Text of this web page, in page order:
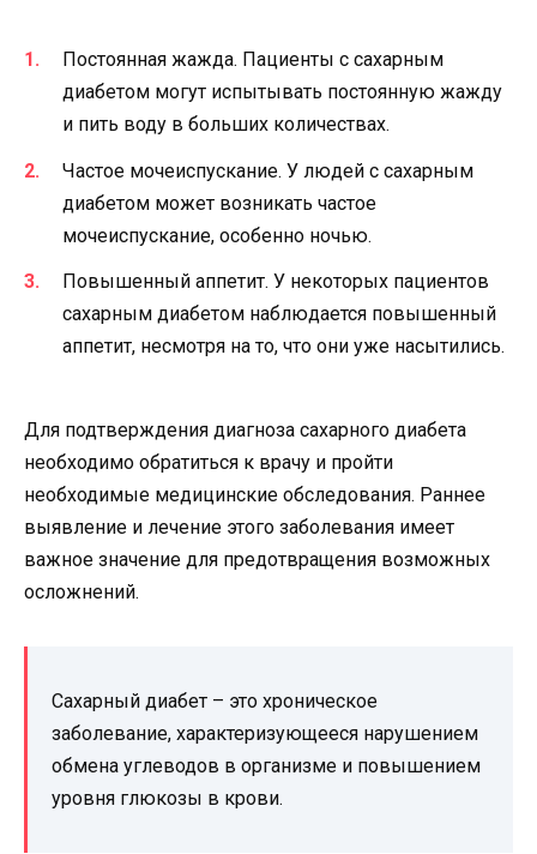
Постоянная жажда. Пациенты с сахарным
диабетом могут испытывать постоянную жажду
и пить воду в больших количествах.
Частое мочеиспускание. У людей с сахарным
диабетом может возникать частое
мочеиспускание, особенно ночью.
Повышенный аппетит. У некоторых пациентов
сахарным диабетом наблюдается повышенный
аппетит, несмотря на то, что они уже насытились.
Для подтверждения диагноза сахарного диабета
необходимо обратиться к врачу и пройти
необходимые медицинские обследования. Раннее
выявление и лечение этого заболевания имеет
важное значение для предотвращения возможных
осложнений.
Сахарный диабет – это хроническое
заболевание, характеризующееся нарушением
обмена углеводов в организме и повышением
уровня глюкозы в крови.